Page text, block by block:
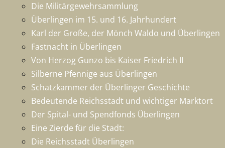
Die Militärgewehrsammlung
Überlingen im 15. und 16. Jahrhundert
Karl der Große, der Mönch Waldo und Überlingen
Fastnacht in Überlingen
Von Herzog Gunzo bis Kaiser Friedrich II
Silberne Pfennige aus Überlingen
Schatzkammer der Überlinger Geschichte
Bedeutende Reichsstadt und wichtiger Marktort
Der Spital- und Spendfonds Überlingen
Eine Zierde für die Stadt:
Die Reichsstadt Überlingen